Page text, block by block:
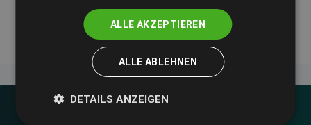
messbare Klimawirkung unseres Ansatzes.
ALLE AKZEPTIEREN
ALLE ABLEHNEN
DETAILS ANZEIGEN